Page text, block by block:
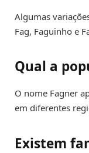
Algumas
Fag, Faguinho e
Qual a
O nome Fagner
em diferentes
Existem